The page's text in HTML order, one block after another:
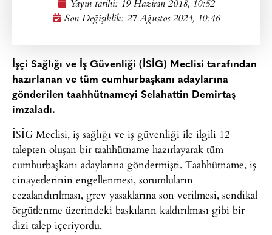
Yayın tarihi: 19 Haziran 2018, 10:52
Son Değişiklik: 27 Ağustos 2024, 10:46
İşçi Sağlığı ve İş Güvenliği (İSİG) Meclisi tarafından
hazırlanan ve tüm cumhurbaşkanı adaylarına
gönderilen taahhütnameyi Selahattin Demirtaş
imzaladı.
İSİG Meclisi, iş sağlığı ve iş güvenliği ile ilgili 12
talepten oluşan bir taahhütname hazırlayarak tüm
cumhurbaşkanı adaylarına göndermişti. Taahhütname, iş
cinayetlerinin engellenmesi, sorumluların
cezalandırılması, grev yasaklarına son verilmesi, sendikal
örgütlenme üzerindeki baskıların kaldırılması gibi bir
dizi talep içeriyordu.